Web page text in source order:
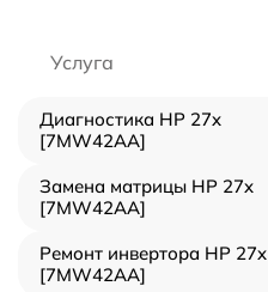
Услуга
Диагностика HP 27x
[7MW42AA]
Замена матрицы HP 27x
[7MW42AA]
Ремонт инвертора HP 27x
[7MW42AA]